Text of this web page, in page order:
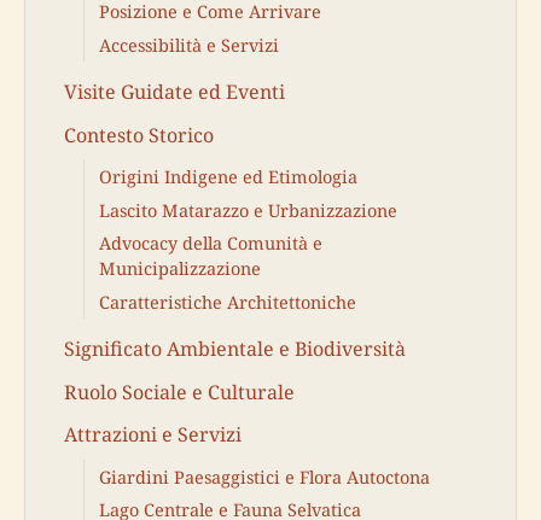
Accessibilità e Servizi
Visite Guidate ed Eventi
Contesto Storico
Lascito Matarazzo e Urbanizzazione
Advocacy della Comunità e
Municipalizzazione
Caratteristiche Architettoniche
Significato Ambientale e Biodiversità
Ruolo Sociale e Culturale
Attrazioni e Servizi
Lago Centrale e Fauna Selvatica